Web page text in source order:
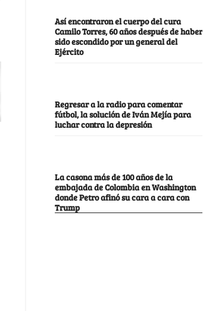
Así encontraron el cuerpo del cura
Camilo Torres, 60 años después de haber
sido escondido por un general del
Ejército
Regresar a la radio para comentar
fútbol, la solución de Iván Mejía para
luchar contra la depresión
La casona más de 100 años de la
embajada de Colombia en Washington
donde Petro afinó su cara a cara con
Trump